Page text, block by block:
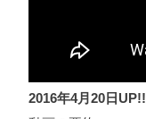
2016年4月20日UP!!